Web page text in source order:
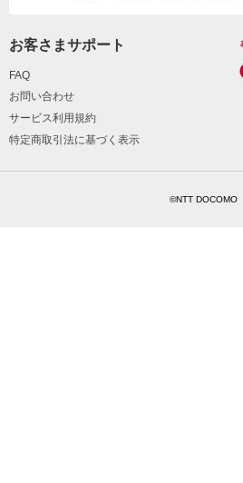
お客さまサポート
FAQ
お問い合わせ
サービス利用規約
特定商取引法に基づく表示
©NTT DOCOMO